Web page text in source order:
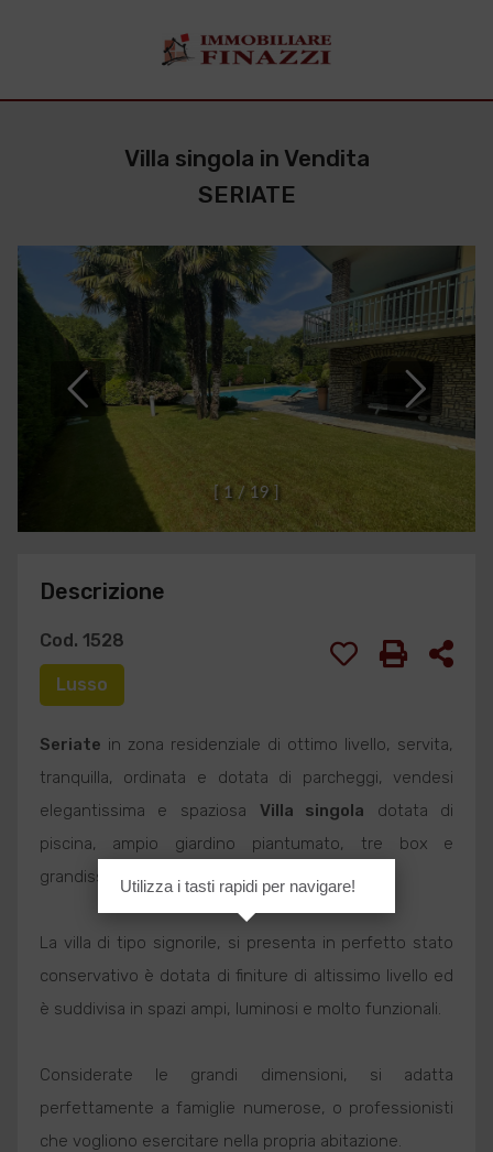
Villa singola in Vendita
SERIATE
1 / 19
Descrizione
Cod. 1528
Lusso
Seriate in zona residenziale di ottimo livello, servita,
tranquilla, ordinata e dotata di parcheggi, vendesi
elegantissima e spaziosa Villa singola dotata di
piscina, ampio giardino piantumato, tre box e
grandissima autorimessa.
La villa di tipo signorile, si presenta in perfetto stato
conservativo è dotata di finiture di altissimo livello ed
è suddivisa in spazi ampi, luminosi e molto funzionali.
Considerate le grandi dimensioni, si adatta
perfettamente a famiglie numerose, o professionisti
che vogliono esercitare nella propria abitazione.
Utilizza i tasti rapidi per navigare!